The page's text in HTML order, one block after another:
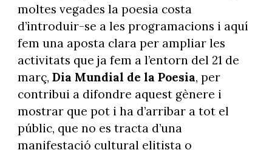
moltes vegades la poesia costa
d’introduir-se a les programacions i aquí
fem una aposta clara per ampliar les
activitats que ja fem a l’entorn del 21 de
març, Dia Mundial de la Poesia, per
contribui a difondre aquest gènere i
mostrar que pot i ha d’arribar a tot el
públic, que no es tracta d’una
manifestació cultural elitista o